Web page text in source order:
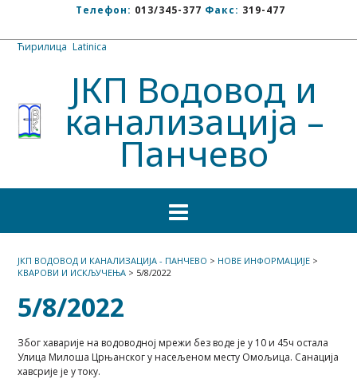
Телефон: 013/345-377 Факс: 319-477
Ћирилица Latinica
ЈКП Водовод и
канализација –
Панчево
ЈКП ВОДОВОД И КАНАЛИЗАЦИЈА - ПАНЧЕВО > НОВЕ ИНФОРМАЦИЈЕ >
КВАРОВИ И ИСКЉУЧЕЊА > 5/8/2022
5/8/2022
Због хаварије на водоводној мрежи без воде је у 10 и 45ч остала
Улица Милоша Црњанског у насељеном месту Омољица. Санација
хавсрије је у току.